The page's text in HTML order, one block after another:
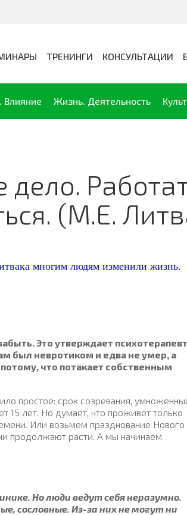
ТРЕНИНГИ КОНСУЛЬТАЦИИ
Жизнь. Деятельность
(М.Е.
многим людям изменили жизнь.
Это утверждает психотерапевт
был невротиком и едва не умер, а
потому, что потакает собственным
простое: срок созревания,
15 лет. Но думает, что проживет только
Или возьмем празднование Нового
продолжают расти. А мы начинаем
Но люди ведут себя неразумно.
сословные. Из-за них не могут ни